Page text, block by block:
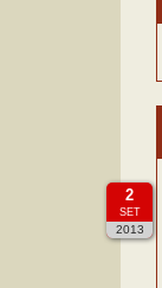
2
SET
2013